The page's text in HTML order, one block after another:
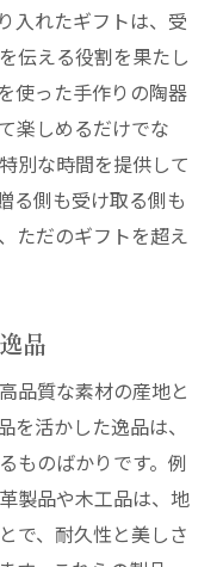
入れたギフトは、受
伝える役割を果たし
使った手作りの陶器
楽しめるだけでな
別な時間を提供して
る側も受け取る側も
ただのギフトを超え
品
品質な素材の産地と
を活かした逸品は、
ものばかりです。例
製品や木工品は、地
で、耐久性と美しさ